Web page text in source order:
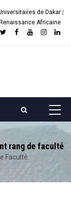
de Dakar
Africaine
rang de faculté
Faculté